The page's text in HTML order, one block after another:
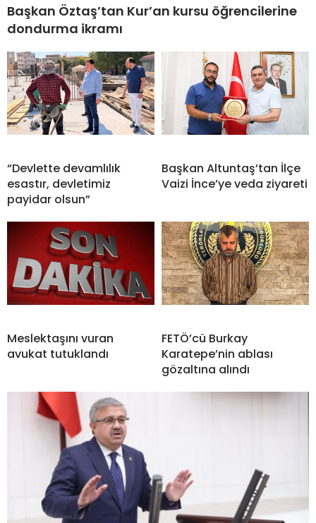
Başkan Öztaş’tan Kur’an kursu öğrencilerine
dondurma ikramı
“Devlette devamlılık
esastır, devletimiz
payidar olsun”
Başkan Altuntaş’tan İlçe
Vaizi İnce’ye veda ziyareti
Meslektaşını vuran
avukat tutuklandı
FETÖ’cü Burkay
Karatepe’nin ablası
gözaltına alındı